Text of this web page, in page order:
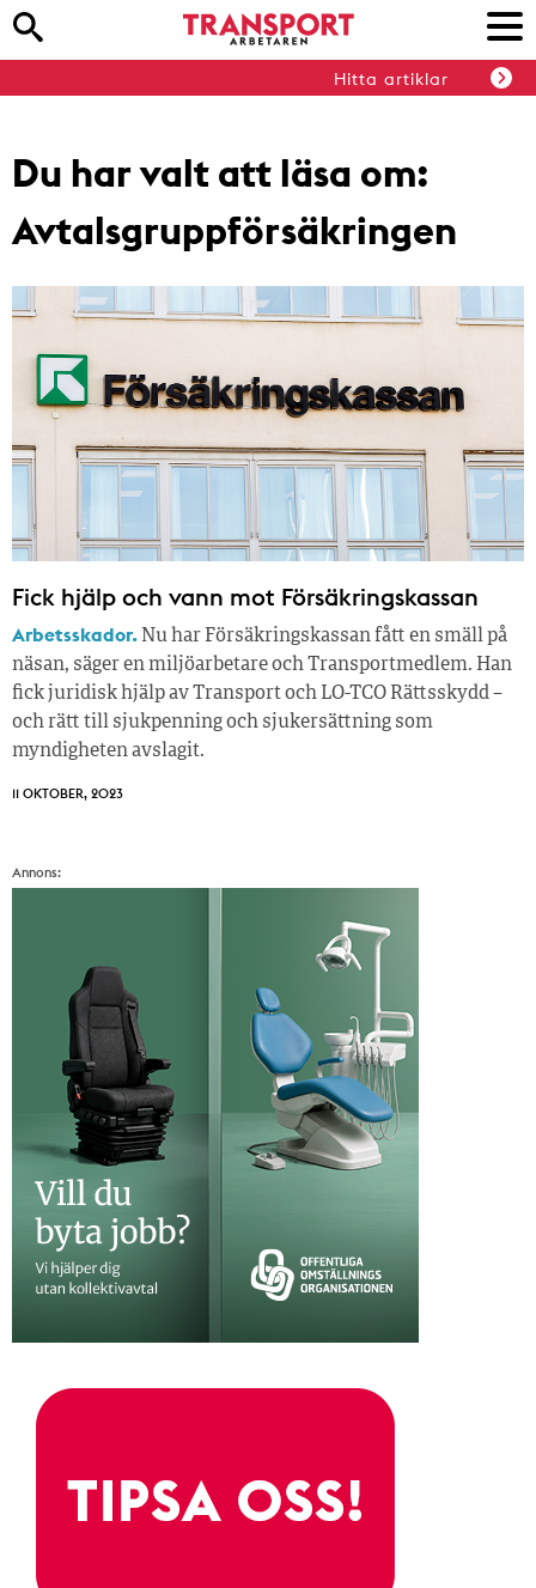
Hitta artiklar
Du har valt att läsa om:
Avtalsgruppförsäkringen
Fick hjälp och vann mot Försäkringskassan
Arbetsskador. Nu har Försäkringskassan fått en smäll på
näsan, säger en miljöarbetare och Transportmedlem. Han
fick juridisk hjälp av Transport och LO-TCO Rättsskydd –
och rätt till sjukpenning och sjukersättning som
myndigheten avslagit.
11 OKTOBER, 2023
Annons: